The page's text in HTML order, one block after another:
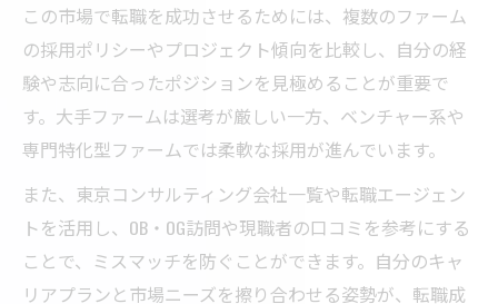
コンサル転職で働く環境の良さを選ぶポイ
ント
この市場で転職を成功させるためには、複数のファーム
の採用ポリシーやプロジェクト傾向を比較し、自分の経
験や志向に合ったポジションを見極めることが重要で
す。大手ファームは選考が厳しい一方、ベンチャー系や
専門特化型ファームでは柔軟な採用が進んでいます。
また、東京コンサルティング会社一覧や転職エージェン
トを活用し、OB・OG訪問や現職者の口コミを参考にする
ことで、ミスマッチを防ぐことができます。自分のキャ
リアプランと市場ニーズを擦り合わせる姿勢が、転職成